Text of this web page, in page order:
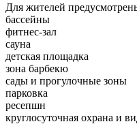
Для жителей
бассейны
фитнес-зал
сауна
детская площадка
зона барбекю
сады и прогулочные зоны
парковка
ресепшн
круглосуточная охрана и